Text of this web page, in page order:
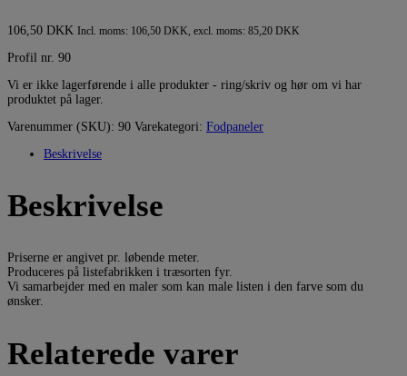
106,50 DKK Incl. moms: 106,50 DKK, excl. moms: 85,20 DKK
Profil nr. 90
Vi er ikke lagerførende i alle produkter - ring/skriv og hør om vi har
produktet på lager.
Varenummer (SKU): 90 Varekategori: Fodpaneler
Beskrivelse
Beskrivelse
Priserne er angivet pr. løbende meter.
Produceres på listefabrikken i træsorten fyr.
Vi samarbejder med en maler som kan male listen i den farve som du
ønsker.
Relaterede varer